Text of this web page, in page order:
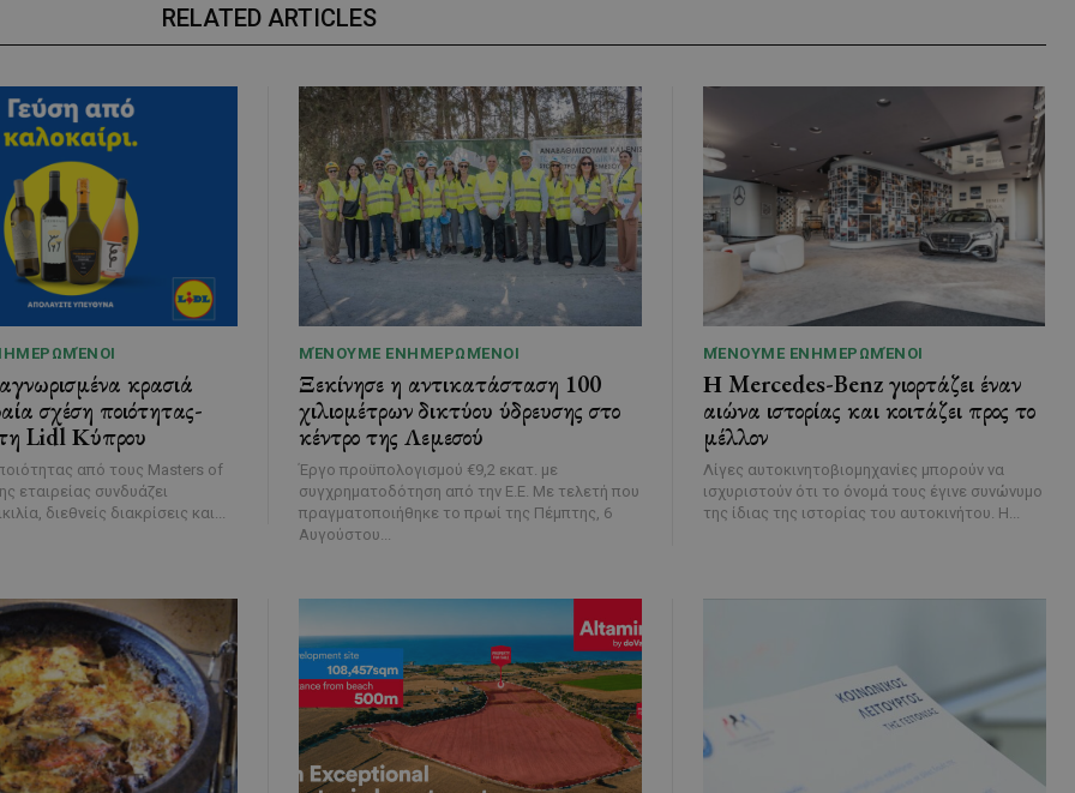
RELATED ARTICLES
κρασιά
σχέση ποιότητας-
Lidl Κύπρου
από τους Masters of
εταιρείας συνδυάζει
διεθνείς διακρίσεις και...
ΜΈΝΟΥΜΕ ΕΝΗΜΕΡΩΜΈΝΟΙ
Ξεκίνησε η αντικατάσταση 100
χιλιομέτρων δικτύου ύδρευσης στο
κέντρο της Λεμεσού
Έργο προϋπολογισμού €9,2 εκατ. με
συγχρηματοδότηση από την Ε.Ε. Με τελετή που
πραγματοποιήθηκε το πρωί της Πέμπτης, 6
Αυγούστου...
ΜΈΝΟΥΜΕ ΕΝΗΜΕΡΩΜΈΝΟΙ
Η Mercedes-Benz γιορτάζει έναν
αιώνα ιστορίας και κοιτάζει προς το
μέλλον
Λίγες αυτοκινητοβιομηχανίες μπορούν να
ισχυριστούν ότι το όνομά τους έγινε συνώνυμο
της ίδιας της ιστορίας του αυτοκινήτου. Η...